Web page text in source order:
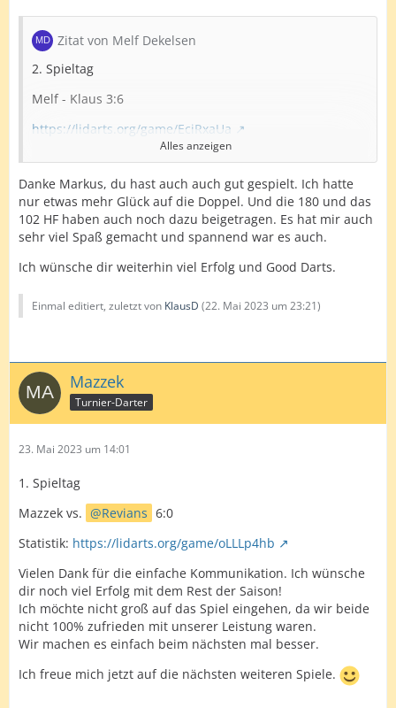
Zitat von Melf Dekelsen
2. Spieltag
Melf - Klaus 3:6
https://lidarts.org/game/EciRxaUa
Ich bin gar nicht mal so unzufrieden mit meinem Spiel.
Wären die Doppel etwas größer und manchmal auch
da, wo ich hingeworfen habe....Chancen waren da,
einen Punkt zu holen, aber war nix
Gratulation an Klaus, hat Spaß gemacht.
Die Tage muß mir bitte mal jemand helfen, wie ich das
Alles anzeigen
Danke Markus, du hast auch auch gut gespielt. Ich hatte
nur etwas mehr Glück auf die Doppel. Und die 180 und das
102 HF haben auch noch dazu beigetragen. Es hat mir auch
sehr viel Spaß gemacht und spannend war es auch.
Ich wünsche dir weiterhin viel Erfolg und Good Darts.
Einmal editiert, zuletzt von KlausD (22. Mai 2023 um 23:21)
Mazzek
Turnier-Darter
23. Mai 2023 um 14:01
1. Spieltag
Mazzek vs.
Revians 6:0
Statistik: https://lidarts.org/game/oLLLp4hb
Vielen Dank für die einfache Kommunikation. Ich wünsche
dir noch viel Erfolg mit dem Rest der Saison!
Ich möchte nicht groß auf das Spiel eingehen, da wir beide
nicht 100% zufrieden mit unserer Leistung waren.
Wir machen es einfach beim nächsten mal besser.
Ich freue mich jetzt auf die nächsten weiteren Spiele.